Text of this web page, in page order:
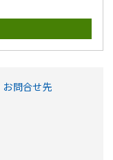
問合せ先